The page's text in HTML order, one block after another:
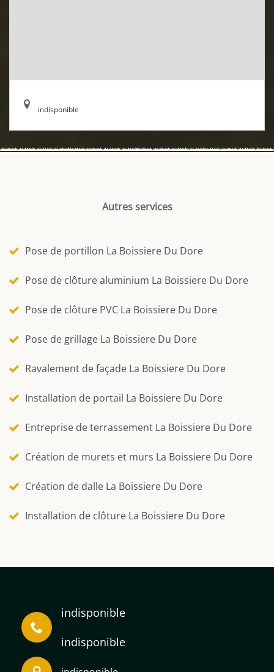
indisponible
Autres services
Pose de portillon La Boissiere Du Dore
Pose de clôture aluminium La Boissiere Du Dore
Pose de clôture PVC La Boissiere Du Dore
Pose de grillage La Boissiere Du Dore
Ravalement de façade La Boissiere Du Dore
Installation de portail La Boissiere Du Dore
Entreprise de terrassement La Boissiere Du Dore
Création de murets et murs La Boissiere Du Dore
Création de dalle La Boissiere Du Dore
Installation de clôture La Boissiere Du Dore
indisponible
indisponible